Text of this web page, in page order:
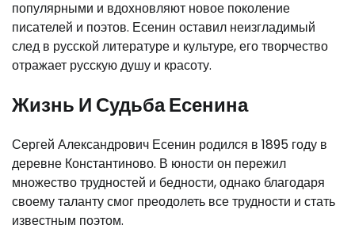
популярными и вдохновляют новое поколение
писателей и поэтов. Есенин оставил неизгладимый
след в русской литературе и культуре, его творчество
отражает русскую душу и красоту.
Жизнь И Судьба Есенина
Сергей Александрович Есенин родился в 1895 году в
деревне Константиново. В юности он пережил
множество трудностей и бедности, однако благодаря
своему таланту смог преодолеть все трудности и стать
известным поэтом.